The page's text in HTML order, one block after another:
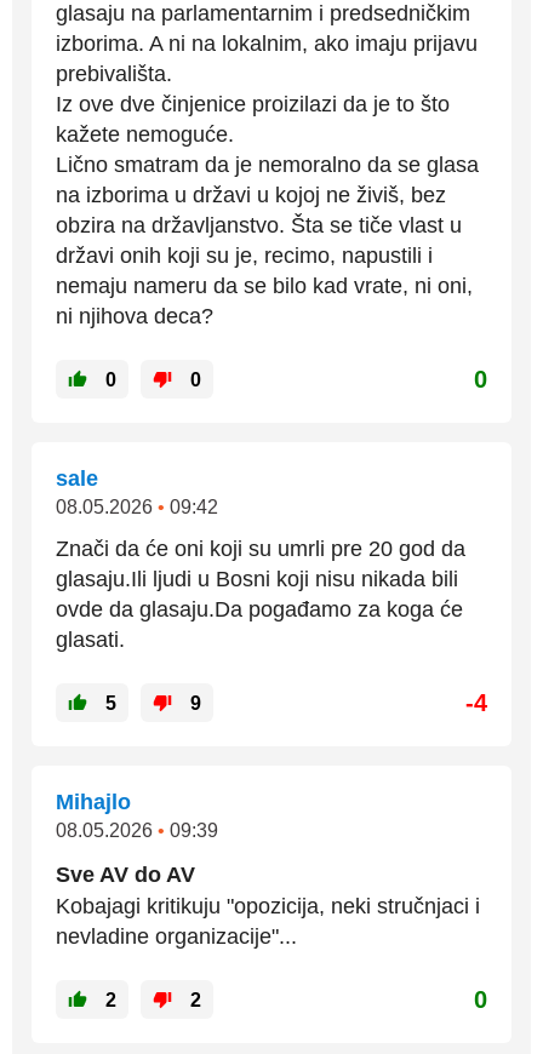
glasaju na parlamentarnim i predsedničkim
izborima. A ni na lokalnim, ako imaju prijavu
prebivališta.
Iz ove dve činjenice proizilazi da je to što
kažete nemoguće.
Lično smatram da je nemoralno da se glasa
na izborima u državi u kojoj ne živiš, bez
obzira na državljanstvo. Šta se tiče vlast u
državi onih koji su je, recimo, napustili i
nemaju nameru da se bilo kad vrate, ni oni,
ni njihova deca?
0 0 0
sale
08.05.2026 • 09:42
Znači da će oni koji su umrli pre 20 god da
glasaju.Ili ljudi u Bosni koji nisu nikada bili
ovde da glasaju.Da pogađamo za koga će
glasati.
5 9 -4
Mihajlo
08.05.2026 • 09:39
Sve AV do AV
Kobajagi kritikuju "opozicija, neki stručnjaci i
nevladine organizacije"...
2 2 0